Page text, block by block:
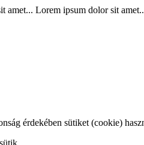
amet... Lorem ipsum dolor sit
érdekében sütiket (cookie)